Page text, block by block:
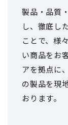
製品・品質
し、徹底し
ことで、様
い商品をお
アを拠点に
の製品を現
おります。